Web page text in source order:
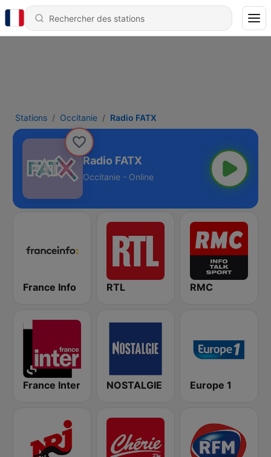
Stations Occitanie Radio FATX
Radio FATX
Occitanie - Online
France Info RTL RMC
France Inter NOSTALGIE Europe 1